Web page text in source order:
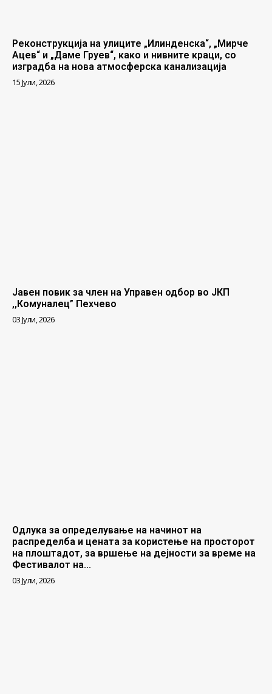
Реконструкција на улиците „Илинденска“, „Мирче
Ацев“ и „Даме Груев“, како и нивните краци, со
изградба на нова атмосферска канализација
15 Јули, 2026
Јавен повик за член на Управен одбор во ЈКП
,,Комуналец” Пехчево
03 Јули, 2026
Одлука за определување на начинот на
распределба и цената за користење на просторот
на плоштадот, за вршење на дејности за време на
Фестивалот на...
03 Јули, 2026